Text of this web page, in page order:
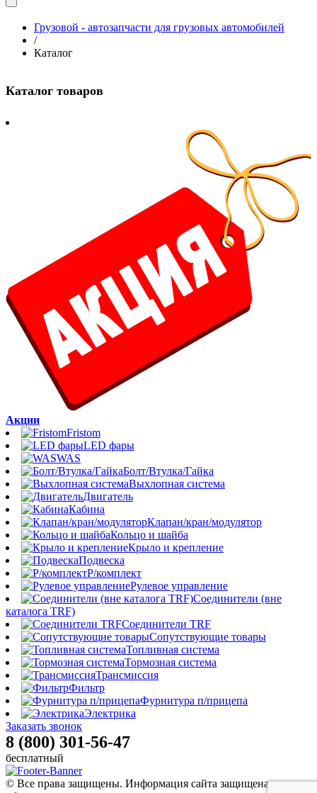
Грузовой - автозапчасти для грузовых автомобилей
/
Каталог
Каталог товаров
Акции
Fristom
LED фары
WAS
Болт/Втулка/Гайка
Выхлопная система
Двигатель
Кабина
Клапан/кран/модулятор
Кольцо и шайба
Крыло и крепление
Подвеска
Р/комплект
Рулевое управление
Соединители (вне
каталога TRF)
Соединители TRF
Сопутствующие товары
Топливная система
Тормозная система
Трансмиссия
Фильтр
Фурнитура п/прицепа
Электрика
Заказать звонок
8 (800) 301-56-47
бесплатный
© Все права защищены. Информация сайта защищена законом